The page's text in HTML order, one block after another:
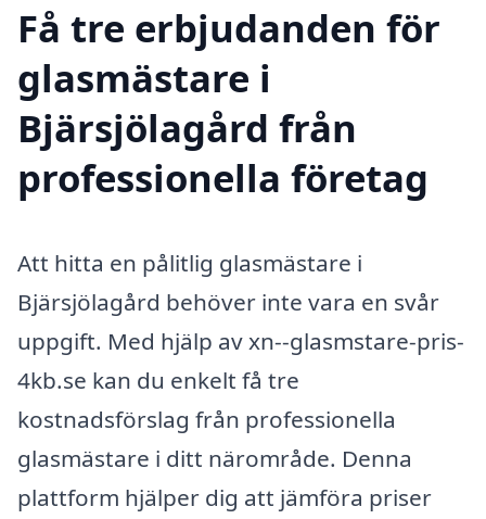
Få tre erbjudanden för
glasmästare i
Bjärsjölagård från
professionella företag
Att hitta en pålitlig glasmästare i
Bjärsjölagård behöver inte vara en svår
uppgift. Med hjälp av xn--glasmstare-pris-
4kb.se kan du enkelt få tre
kostnadsförslag från professionella
glasmästare i ditt närområde. Denna
plattform hjälper dig att jämföra priser